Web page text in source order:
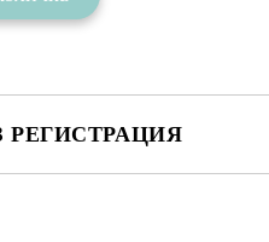
РЕГИСТРАЦИЯ